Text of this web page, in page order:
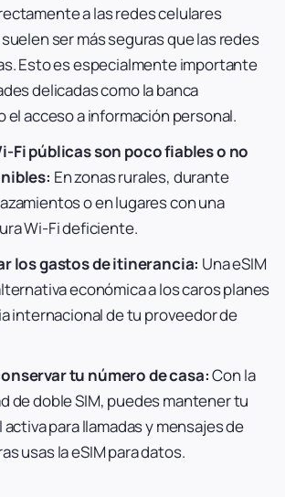
a las redes celulares
ser más seguras que las redes
Esto es especialmente importante
delicadas como la banca
el acceso a información personal.
Fi públicas son poco fiables o no
En zonas rurales, durante
o en lugares con una
Wi-Fi deficiente.
los gastos de itinerancia: Una eSIM
económica a los caros planes
internacional de tu proveedor de
tu número de casa:Con la
de doble SIM, puedes mantener tu
activa para llamadas y mensajes de
usas la eSIM para datos.